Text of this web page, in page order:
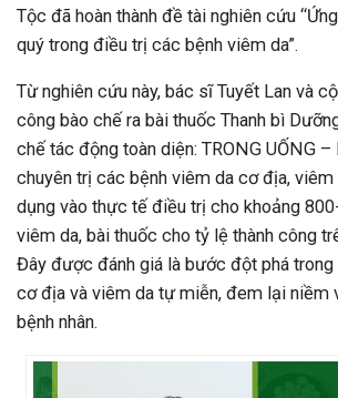
Tộc đã hoàn thành đề tài nghiên cứu
quý trong điều trị các bệnh viêm da”.
Từ nghiên cứu này, bác sĩ Tuyết Lan và
công bào chế ra bài thuốc Thanh bì
chế tác động toàn diện: TRONG UỐNG –
chuyên trị các bệnh viêm da cơ địa,
dụng vào thực tế điều trị cho khoảng
viêm da, bài thuốc cho tỷ lệ thành công
Đây được đánh giá là bước đột phá
cơ địa và viêm da tự miễn, đem lại niềm
bệnh nhân.